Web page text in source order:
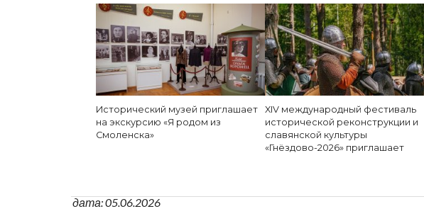
Исторический музей приглашает
на экскурсию «Я родом из
Смоленска»
XIV международный фестиваль
исторической реконструкции и
славянской культуры
«Гнёздово-2026» приглашает
дата: 05.06.2026